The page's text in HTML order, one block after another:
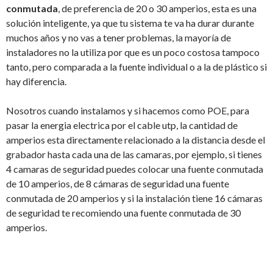
conmutada, de preferencia de 20 o 30 amperios, esta es una
solución inteligente, ya que tu sistema te va ha durar durante
muchos años y no vas a tener problemas, la mayoría de
instaladores no la utiliza por que es un poco costosa tampoco
tanto, pero comparada a la fuente individual o a la de plástico si
hay diferencia.
Nosotros cuando instalamos y si hacemos como POE, para
pasar la energia electrica por el cable utp, la cantidad de
amperios esta directamente relacionado a la distancia desde el
grabador hasta cada una de las camaras, por ejemplo, si tienes
4 camaras de seguridad puedes colocar una fuente conmutada
de 10 amperios, de 8 cámaras de seguridad una fuente
conmutada de 20 amperios y si la instalación tiene 16 cámaras
de seguridad te recomiendo una fuente conmutada de 30
amperios.